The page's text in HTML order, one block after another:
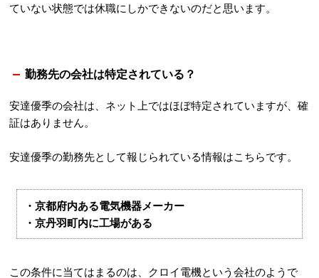
ていない状態では休職にしかできないのだと思います。
勤務先の会社は特定されている？
安達優季の会社は、ネット上ではほぼ特定されていますが、確
証はありません。
安達優季の勤務先として報じられている情報はこちらです。
・京都府内ある電気機器メーカー
・京丹羽町内に工場がある
この条件に当てはまるのは、クロイ電機という会社のようで